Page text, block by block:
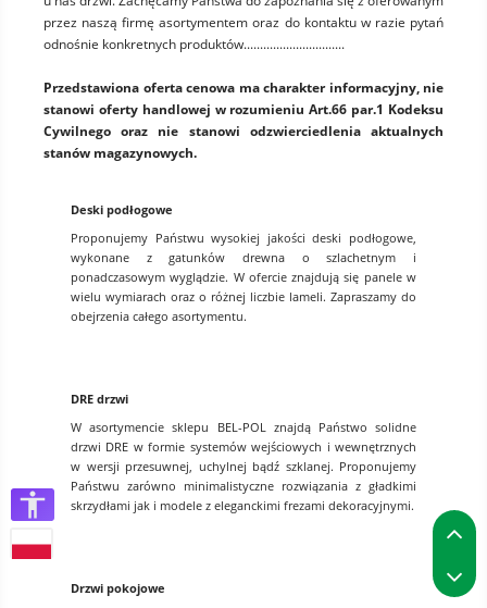
przez naszą firmę asortymentem oraz do kontaktu w razie pytań
odnośnie konkretnych produktów...............................
Przedstawiona oferta cenowa ma charakter informacyjny, nie
stanowi oferty handlowej w rozumieniu Art.66 par.1 Kodeksu
Cywilnego oraz nie stanowi odzwierciedlenia aktualnych
stanów magazynowych.
Deski podłogowe
Proponujemy Państwu wysokiej jakości deski podłogowe,
wykonane z gatunków drewna o szlachetnym i
ponadczasowym wyglądzie. W ofercie znajdują się panele w
wielu wymiarach oraz o różnej liczbie lameli. Zapraszamy do
obejrzenia całego asortymentu.
DRE drzwi
W asortymencie sklepu BEL-POL znajdą Państwo solidne
drzwi DRE w formie systemów wejściowych i wewnętrznych
w wersji przesuwnej, uchylnej bądź szklanej. Proponujemy
Państwu zarówno minimalistyczne rozwiązania z gładkimi
skrzydłami jak i modele z eleganckimi frezami dekoracyjnymi.
Drzwi pokojowe